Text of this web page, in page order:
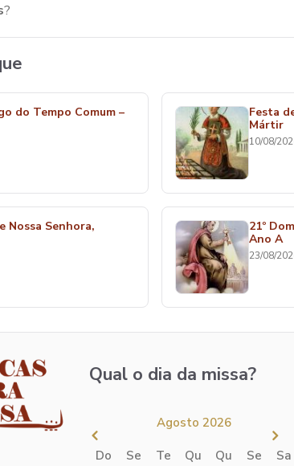
?
do Tempo Comum –
Festa
Mártir
10/08/
Nossa Senhora,
21º
Ano A
23/08/
Qual o dia da missa?
Agosto 2026
Do Se Te Qu Qu Se Sa